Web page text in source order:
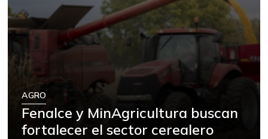
AGRO
Fenalce y MinAgricultura buscan
fortalecer el sector cerealero